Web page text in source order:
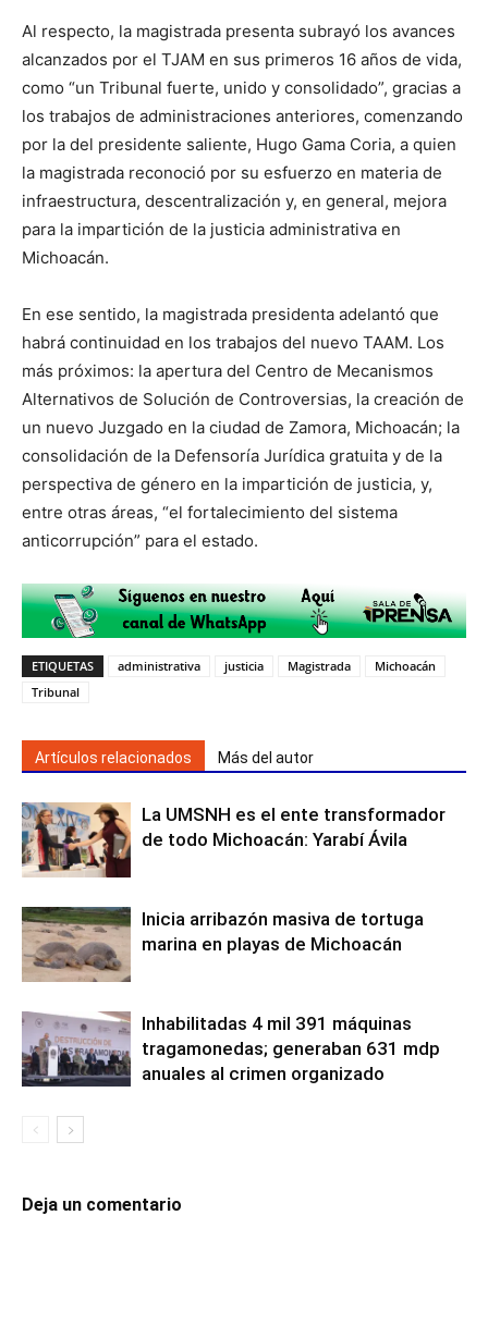
Al respecto, la magistrada presenta subrayó los avances
alcanzados por el TJAM en sus primeros 16 años de vida,
como “un Tribunal fuerte, unido y consolidado”, gracias a
los trabajos de administraciones anteriores, comenzando
por la del presidente saliente, Hugo Gama Coria, a quien
la magistrada reconoció por su esfuerzo en materia de
infraestructura, descentralización y, en general, mejora
para la impartición de la justicia administrativa en
Michoacán.
En ese sentido, la magistrada presidenta adelantó que
habrá continuidad en los trabajos del nuevo TAAM. Los
más próximos: la apertura del Centro de Mecanismos
Alternativos de Solución de Controversias, la creación de
un nuevo Juzgado en la ciudad de Zamora, Michoacán; la
consolidación de la Defensoría Jurídica gratuita y de la
perspectiva de género en la impartición de justicia, y,
entre otras áreas, “el fortalecimiento del sistema
anticorrupción” para el estado.
ETIQUETAS administrativa justicia Magistrada
Michoacán
Tribunal
Artículos relacionados Más del autor
La UMSNH es el ente transformador
de todo Michoacán: Yarabí Ávila
Inicia arribazón masiva de tortuga
marina en playas de Michoacán
Inhabilitadas 4 mil 391 máquinas
tragamonedas; generaban 631 mdp
anuales al crimen organizado
Deja un comentario